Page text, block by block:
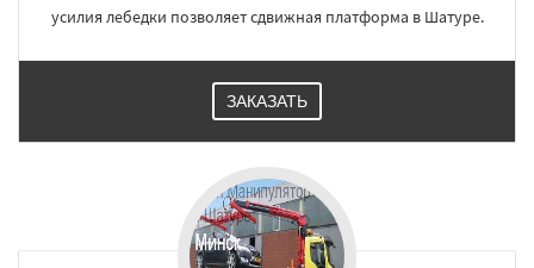
усилия лебедки позволяет сдвижная платформа в Шатуре.
ЗАКАЗАТЬ